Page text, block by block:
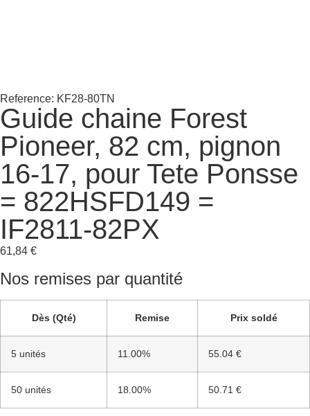
Reference: KF28-80TN
Guide chaine Forest
Pioneer, 82 cm, pignon
16-17, pour Tete Ponsse
= 822HSFD149 =
IF2811-82PX
61,84 €
Nos remises par quantité
Dès (Qté) Remise Prix soldé
5 unités 11.00% 55.04 €
50 unités 18.00% 50.71 €